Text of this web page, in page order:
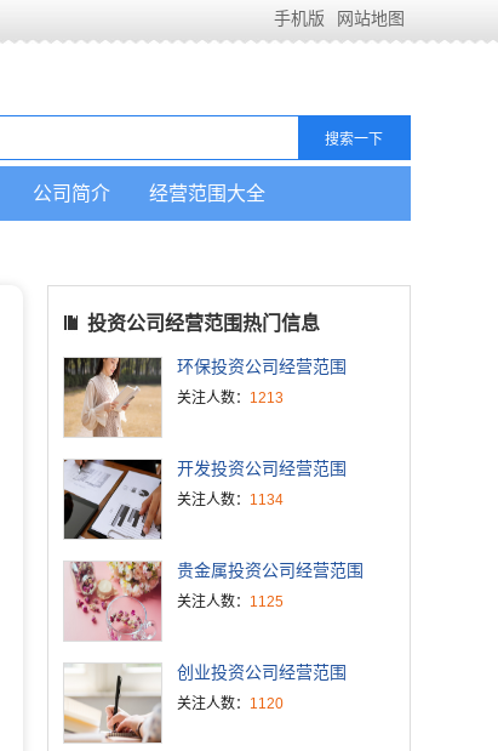
手机版 网站地图
公司简介 经营范围大全
投资公司经营范围热门信息
环保投资公司经营范围
关注人数： 1213
开发投资公司经营范围
关注人数： 1134
贵金属投资公司经营范围
关注人数： 1125
创业投资公司经营范围
关注人数： 1120